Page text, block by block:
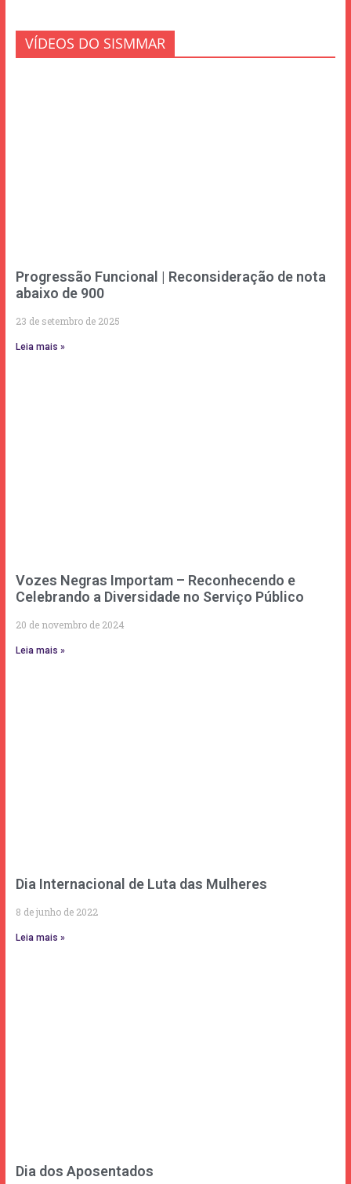
VÍDEOS DO SISMMAR
Progressão Funcional | Reconsideração de nota
abaixo de 900
23 de setembro de 2025
Leia mais »
Vozes Negras Importam – Reconhecendo e
Celebrando a Diversidade no Serviço Público
20 de novembro de 2024
Leia mais »
Dia Internacional de Luta das Mulheres
8 de junho de 2022
Leia mais »
Dia dos Aposentados